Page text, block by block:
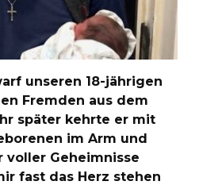
unseren 18-jährigen
Fremden aus dem
später kehrte er mit
im Arm und
voller Geheimnisse
fast das Herz stehen